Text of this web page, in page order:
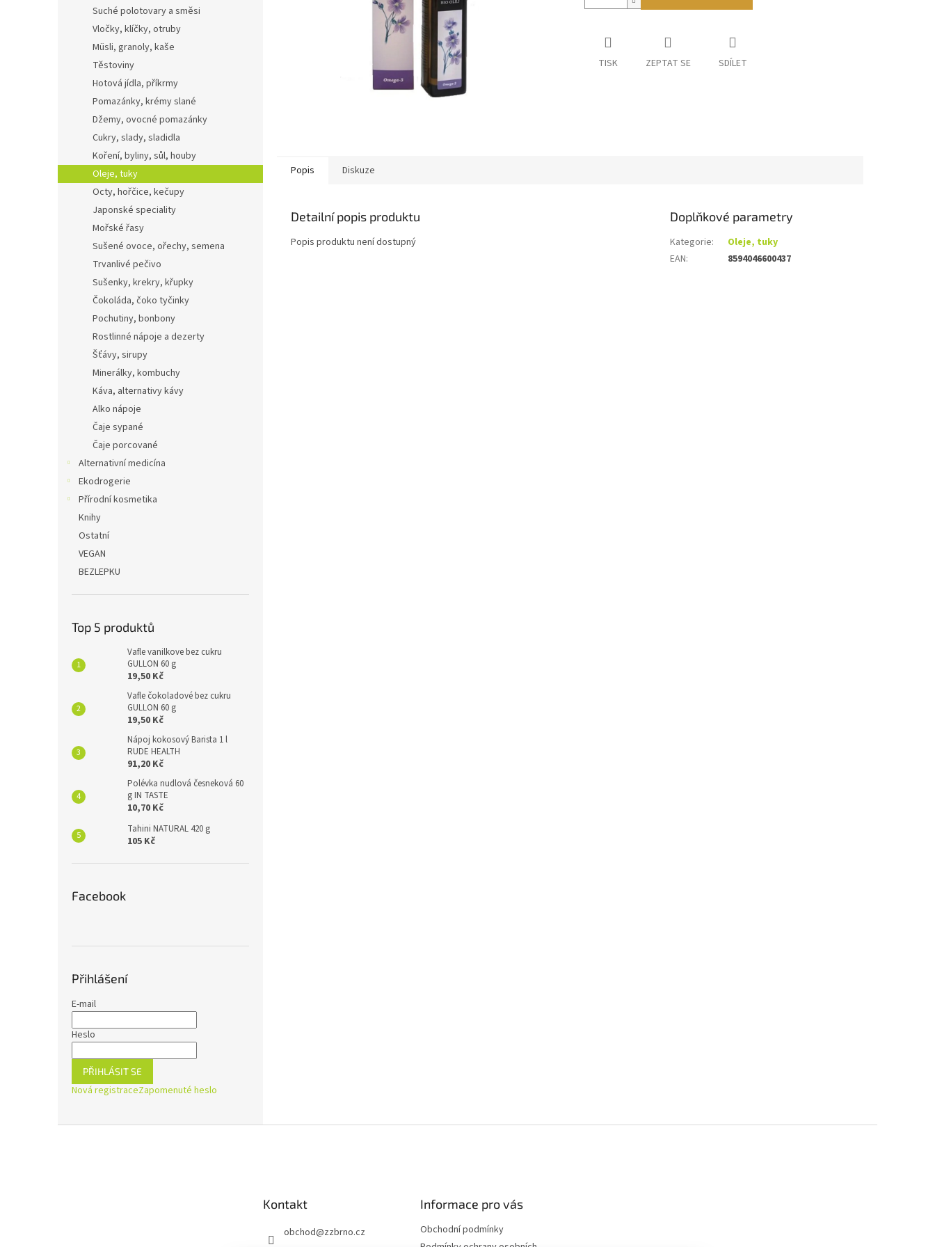
Suché polotovary a směsi
Vločky, klíčky, otruby
Müsli, granoly, kaše
Těstoviny
Hotová jídla, příkrmy
Pomazánky, krémy slané
Džemy, ovocné pomazánky
Cukry, slady, sladidla
Koření, byliny, sůl, houby
Oleje, tuky
Octy, hořčice, kečupy
Japonské speciality
Mořské řasy
Sušené ovoce, ořechy, semena
Trvanlivé pečivo
Sušenky, krekry, křupky
Čokoláda, čoko tyčinky
Pochutiny, bonbony
Rostlinné nápoje a dezerty
Šťávy, sirupy
Minerálky, kombuchy
Káva, alternativy kávy
Alko nápoje
Čaje sypané
Čaje porcované
Alternativní medicína
Ekodrogerie
Přírodní kosmetika
Knihy
Ostatní
VEGAN
BEZLEPKU
Top 5 produktů
Vafle vanilkove bez cukru
GULLON 60 g
19,50 Kč
Vafle čokoladové bez cukru
GULLON 60 g
19,50 Kč
Nápoj kokosový Barista 1 l
RUDE HEALTH
91,20 Kč
Polévka nudlová česneková 60
g IN TASTE
10,70 Kč
Tahini NATURAL 420 g
105 Kč
Facebook
Přihlášení
E-mail
Heslo
PŘIHLÁSIT SE
Nová registraceZapomenuté heslo
TISK ZEPTAT SE SDÍLET
Popis Diskuze
Detailní popis produktu
Popis produktu není dostupný
Doplňkové parametry
Kategorie:
Oleje, tuky
EAN: 8594046600437
Kontakt
obchod@zzbrno.cz
Informace pro vás
Obchodní podmínky